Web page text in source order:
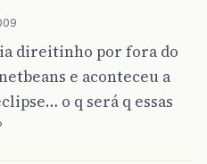
direitinho por fora do
e aconteceu a
o q será q essas